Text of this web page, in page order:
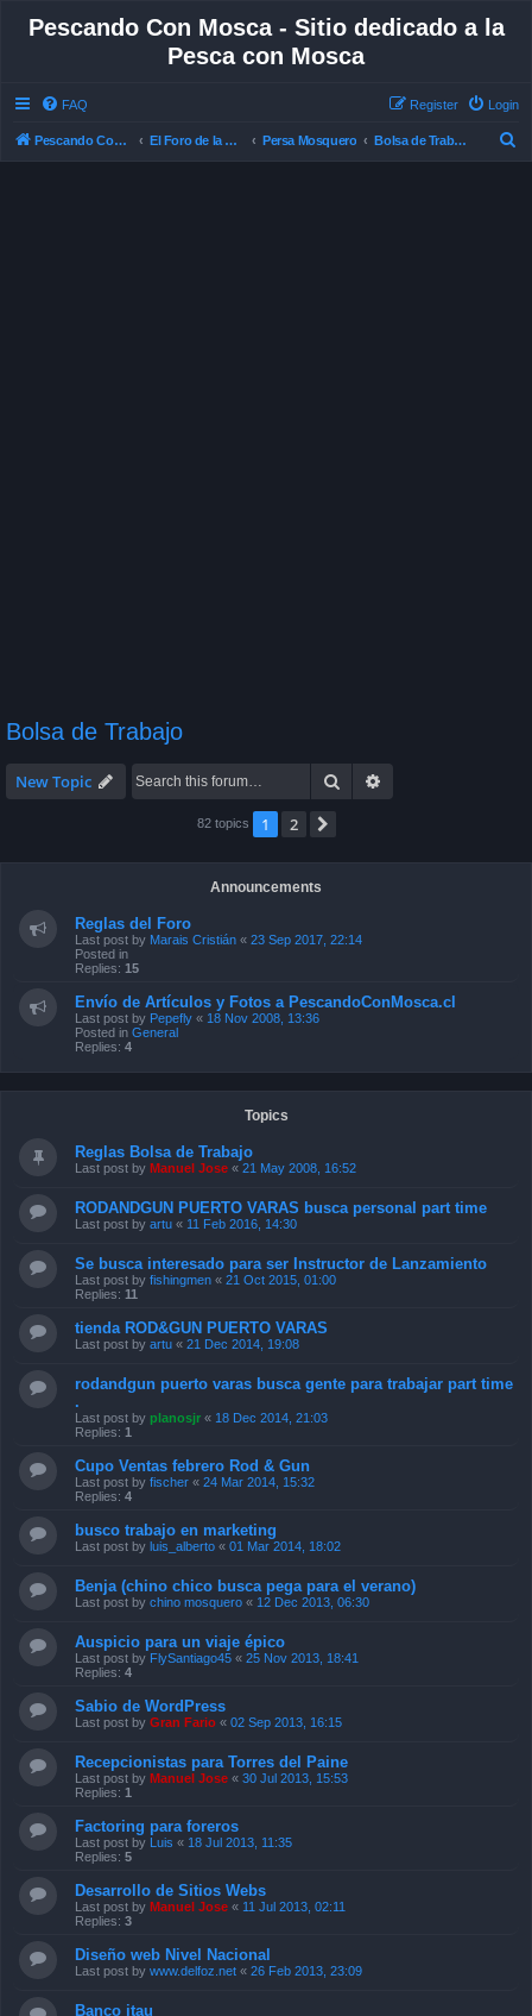
Pescando Con Mosca - Sitio dedicado a la
Pesca con Mosca
FAQ Login
Register
Pescando Con Mosca El Foro de la Pesca con Mosca en Chile Persa Mosquero Bolsa de Trabajo
Bolsa de Trabajo
New Topic Search
82 topics 1 2
Announcements
Reglas del Foro
Last post by Marais Cristián « 23 Sep 2017, 22:14
Posted in
Replies: 15
Envío de Artículos y Fotos a PescandoConMosca.cl
Last post by Pepefly « 18 Nov 2008, 13:36
Posted in General
Replies: 4
Topics
Reglas Bolsa de Trabajo
Last post by Manuel Jose « 21 May 2008, 16:52
RODANDGUN PUERTO VARAS busca personal part time
Last post by artu « 11 Feb 2016, 14:30
Se busca interesado para ser Instructor de Lanzamiento
Last post by fishingmen « 21 Oct 2015, 01:00
Replies: 11
tienda ROD&GUN PUERTO VARAS
Last post by artu « 21 Dec 2014, 19:08
rodandgun puerto varas busca gente para trabajar part time
.
Last post by planosjr « 18 Dec 2014, 21:03
Replies: 1
Cupo Ventas febrero Rod & Gun
Last post by fischer « 24 Mar 2014, 15:32
Replies: 4
busco trabajo en marketing
Last post by luis_alberto « 01 Mar 2014, 18:02
Benja (chino chico busca pega para el verano)
Last post by chino mosquero « 12 Dec 2013, 06:30
Auspicio para un viaje épico
Last post by FlySantiago45 « 25 Nov 2013, 18:41
Replies: 4
Sabio de WordPress
Last post by Gran Fario « 02 Sep 2013, 16:15
Recepcionistas para Torres del Paine
Last post by Manuel Jose « 30 Jul 2013, 15:53
Replies: 1
Factoring para foreros
Last post by Luis « 18 Jul 2013, 11:35
Replies: 5
Desarrollo de Sitios Webs
Last post by Manuel Jose « 11 Jul 2013, 02:11
Replies: 3
Diseño web Nivel Nacional
Last post by www.delfoz.net « 26 Feb 2013, 23:09
Banco itau